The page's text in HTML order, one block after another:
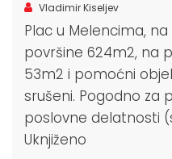
Vladimir Kiseljev
Plac u Melencima,
površine 624m2, na
53m2 i pomoćni
srušeni. Pogodno za
poslovne delatnosti
Uknjiženo